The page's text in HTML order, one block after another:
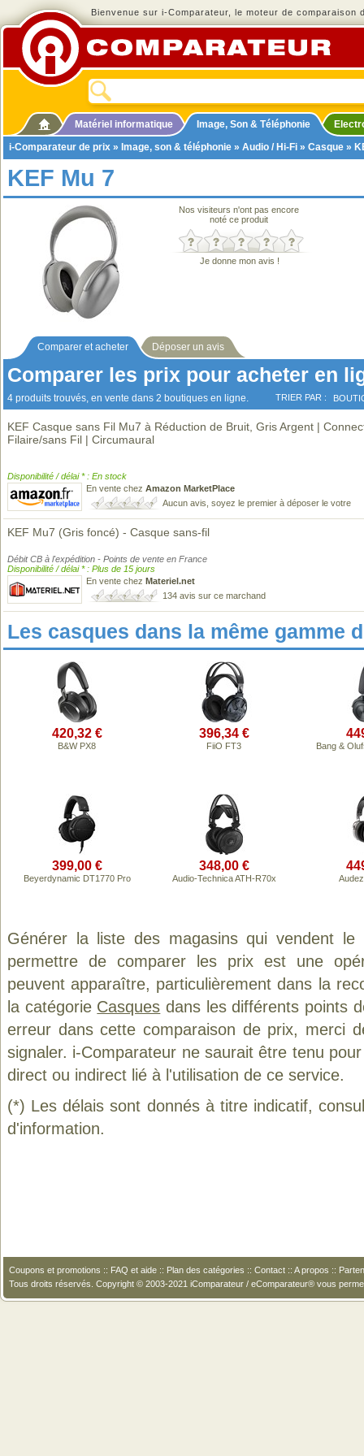
Bienvenue sur i-Comparateur, le moteur de comparaison
Matériel informatique Image, Son & Téléphonie
i-Comparateur de prix » Image, son & téléphonie » Audio / Hi-Fi » Casque »
KEF Mu 7
Nos visiteurs n'ont pas encore
noté ce produit
Je donne mon avis !
Comparer et acheter Déposer un avis
Comparer les prix pour acheter en
4 produits trouvés, en vente dans 2 boutiques en ligne. TRIER PAR :
KEF Casque sans Fil Mu7 à Réduction de Bruit, Gris Argent |
Filaire/sans Fil | Circumaural
Disponibilité / délai * : En stock
En vente chez Amazon MarketPlace
Aucun avis, soyez le premier à déposer le votre
KEF Mu7 (Gris foncé) - Casque sans-fil
Débit CB à l'expédition - Points de vente en France
Disponibilité / délai * : Plus de 15 jours
En vente chez Materiel.net
134 avis sur ce marchand
Les casques dans la même gamme
420,32 €
B&W PX8
396,34 €
FiiO FT3 Bang &
399,00 €
Beyerdynamic DT1770 Pro
348,00 €
Audio-Technica ATH-R70x
Générer la liste des magasins qui vendent
permettre de comparer les prix est une
peuvent apparaître, particulièrement dans la
la catégorie Casques dans les différents points
erreur dans cette comparaison de prix, merci
signaler. i-Comparateur ne saurait être tenu
direct ou indirect lié à l'utilisation de ce service.
(*) Les délais sont donnés à titre indicatif,
d'information.
Coupons et promotions :: FAQ et aide :: Plan des catégories :: Contact :: A propos ::
Tous droits réservés. Copyright © 2003-2021 iComparateur / eComparateur® vous